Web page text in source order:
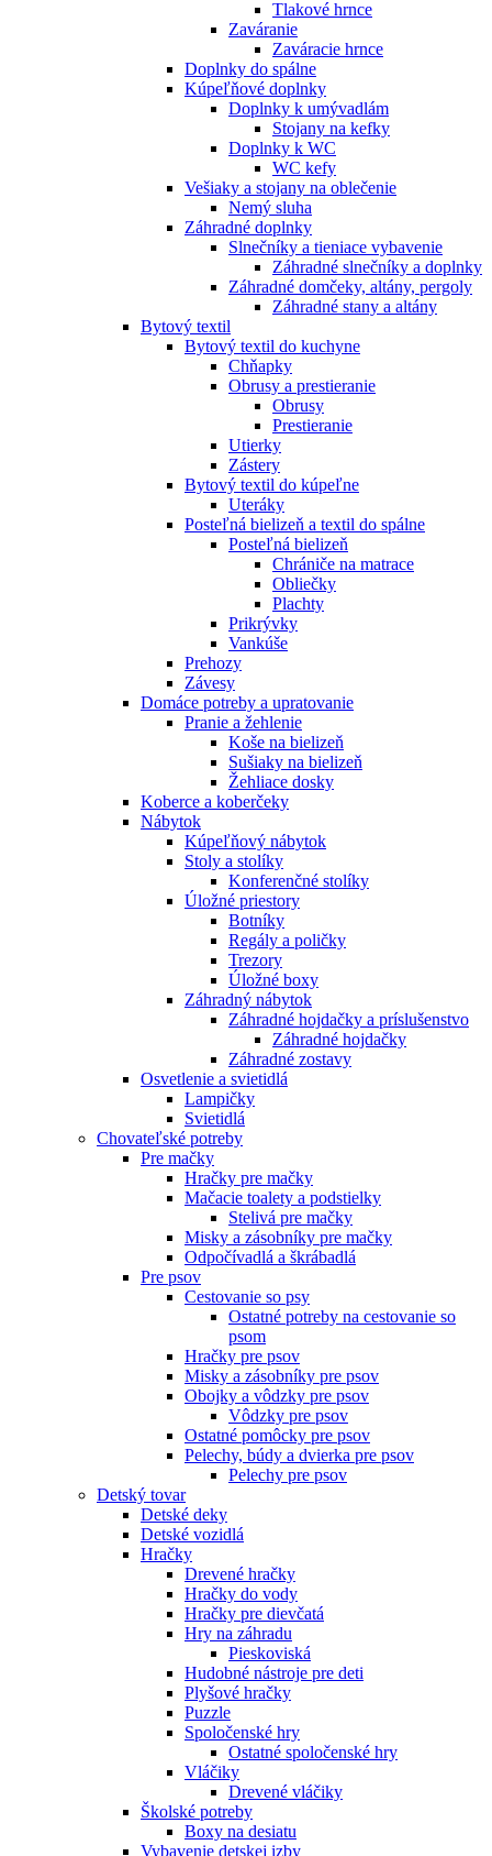
Tlakové hrnce
Zaváranie
Zaváracie hrnce
Doplnky do spálne
Kúpeľňové doplnky
Doplnky k umývadlám
Stojany na kefky
Doplnky k WC
WC kefy
Vešiaky a stojany na oblečenie
Nemý sluha
Záhradné doplnky
Slnečníky a tieniace vybavenie
Záhradné slnečníky a doplnky
Záhradné domčeky, altány, pergoly
Záhradné stany a altány
Bytový textil
Bytový textil do kuchyne
Chňapky
Obrusy a prestieranie
Obrusy
Prestieranie
Utierky
Zástery
Bytový textil do kúpeľne
Uteráky
Posteľná bielizeň a textil do spálne
Posteľná bielizeň
Chrániče na matrace
Obliečky
Plachty
Prikrývky
Vankúše
Prehozy
Závesy
Domáce potreby a upratovanie
Pranie a žehlenie
Koše na bielizeň
Sušiaky na bielizeň
Žehliace dosky
Koberce a koberčeky
Nábytok
Kúpeľňový nábytok
Stoly a stolíky
Konferenčné stolíky
Úložné priestory
Botníky
Regály a poličky
Trezory
Úložné boxy
Záhradný nábytok
Záhradné hojdačky a príslušenstvo
Záhradné hojdačky
Záhradné zostavy
Osvetlenie a svietidlá
Lampičky
Svietidlá
Chovateľské potreby
Pre mačky
Hračky pre mačky
Mačacie toalety a podstielky
Stelivá pre mačky
Misky a zásobníky pre mačky
Odpočívadlá a škrábadlá
Pre psov
Cestovanie so psy
Ostatné potreby na cestovanie so
psom
Hračky pre psov
Misky a zásobníky pre psov
Obojky a vôdzky pre psov
Vôdzky pre psov
Ostatné pomôcky pre psov
Pelechy, búdy a dvierka pre psov
Pelechy pre psov
Detský tovar
Detské deky
Detské vozidlá
Hračky
Drevené hračky
Hračky do vody
Hračky pre dievčatá
Hry na záhradu
Pieskoviská
Hudobné nástroje pre deti
Plyšové hračky
Puzzle
Spoločenské hry
Ostatné spoločenské hry
Vláčiky
Drevené vláčiky
Školské potreby
Boxy na desiatu
Vybavenie detskej izby